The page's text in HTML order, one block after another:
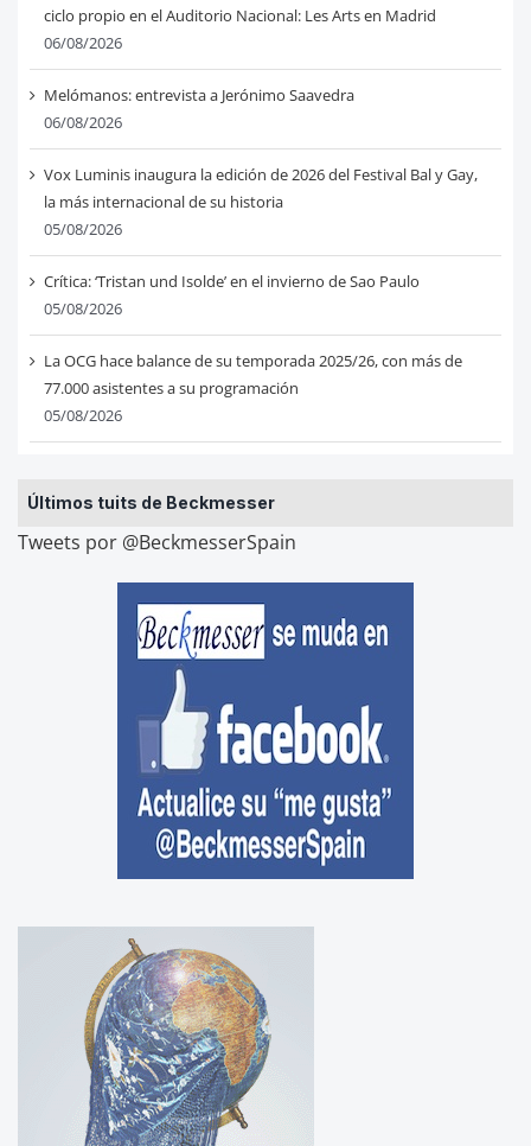
ciclo propio en el Auditorio Nacional: Les Arts en Madrid
06/08/2026
Melómanos: entrevista a Jerónimo Saavedra
06/08/2026
Vox Luminis inaugura la edición de 2026 del Festival Bal y Gay,
la más internacional de su historia
05/08/2026
Crítica: ‘Tristan und Isolde’ en el invierno de Sao Paulo
05/08/2026
La OCG hace balance de su temporada 2025/26, con más de
77.000 asistentes a su programación
05/08/2026
Últimos tuits de Beckmesser
Tweets por @BeckmesserSpain